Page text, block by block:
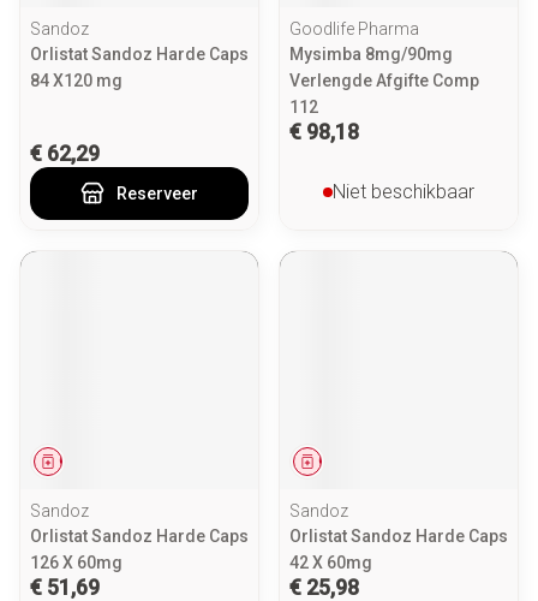
Sandoz
Orlistat Sandoz Harde Caps
84 X120 mg
€ 62,29
Reserveer
Goodlife Pharma
Mysimba 8mg/90mg
Verlengde Afgifte Comp
112
€ 98,18
Niet beschikbaar
Geneesmiddel
Sandoz
Orlistat Sandoz Harde Caps
126 X 60mg
€ 51,69
Geneesmiddel
Sandoz
Orlistat Sandoz Harde Caps
42 X 60mg
€ 25,98